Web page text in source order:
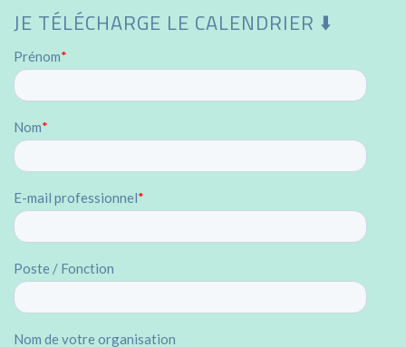
JE TÉLÉCHARGE LE CALENDRIER ⬇️
Prénom*
Nom*
E-mail professionnel*
Poste / Fonction
Nom de votre organisation